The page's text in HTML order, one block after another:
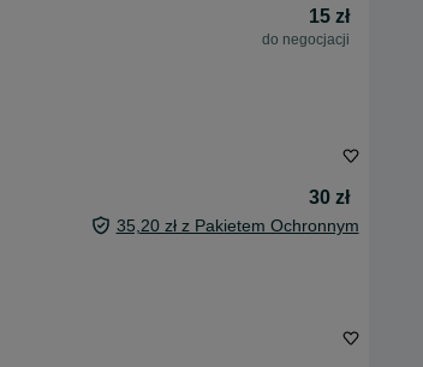
15 zł
do negocjacji
30 zł
35,20 zł z Pakietem Ochronnym